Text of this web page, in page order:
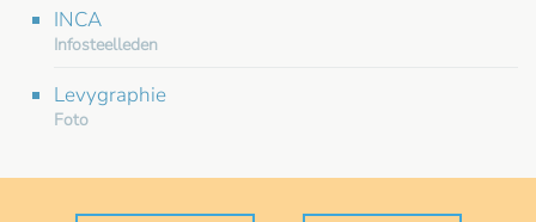
INCA
Infosteelleden
Levygraphie
Foto